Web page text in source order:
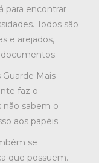
para encontrar
Todos são
e arejados,
Mais
faz o
sabem o
aos papéis.
se
que possuem.